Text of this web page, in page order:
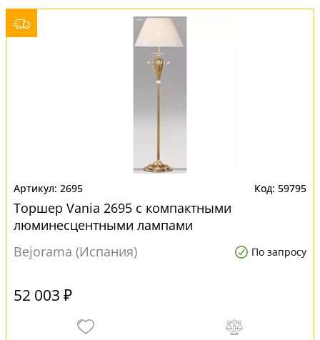
2695 59795
Торшер Vania 2695 с компактными
люминесцентными лампами
Bejorama (Испания)
По запросу
52 003 ₽